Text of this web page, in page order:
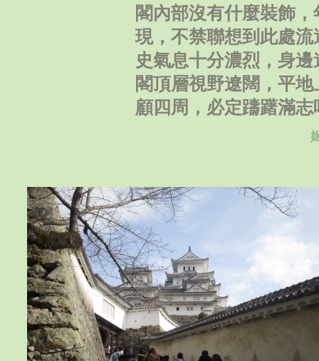
閣內部沒有什麼裝飾
現，不禁聯想到此處
史氣息十分濃烈，身
閣頂層視野遼闊，平
顧四周，必定躊躇滿志